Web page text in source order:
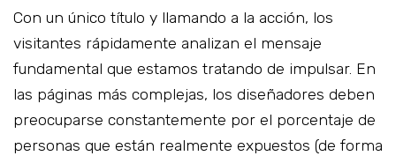
Con un único título y llamando a la acción, los
visitantes rápidamente analizan el mensaje
fundamental que estamos tratando de impulsar. En
las páginas más complejas, los diseñadores deben
preocuparse constantemente por el porcentaje de
personas que están realmente expuestos (de forma